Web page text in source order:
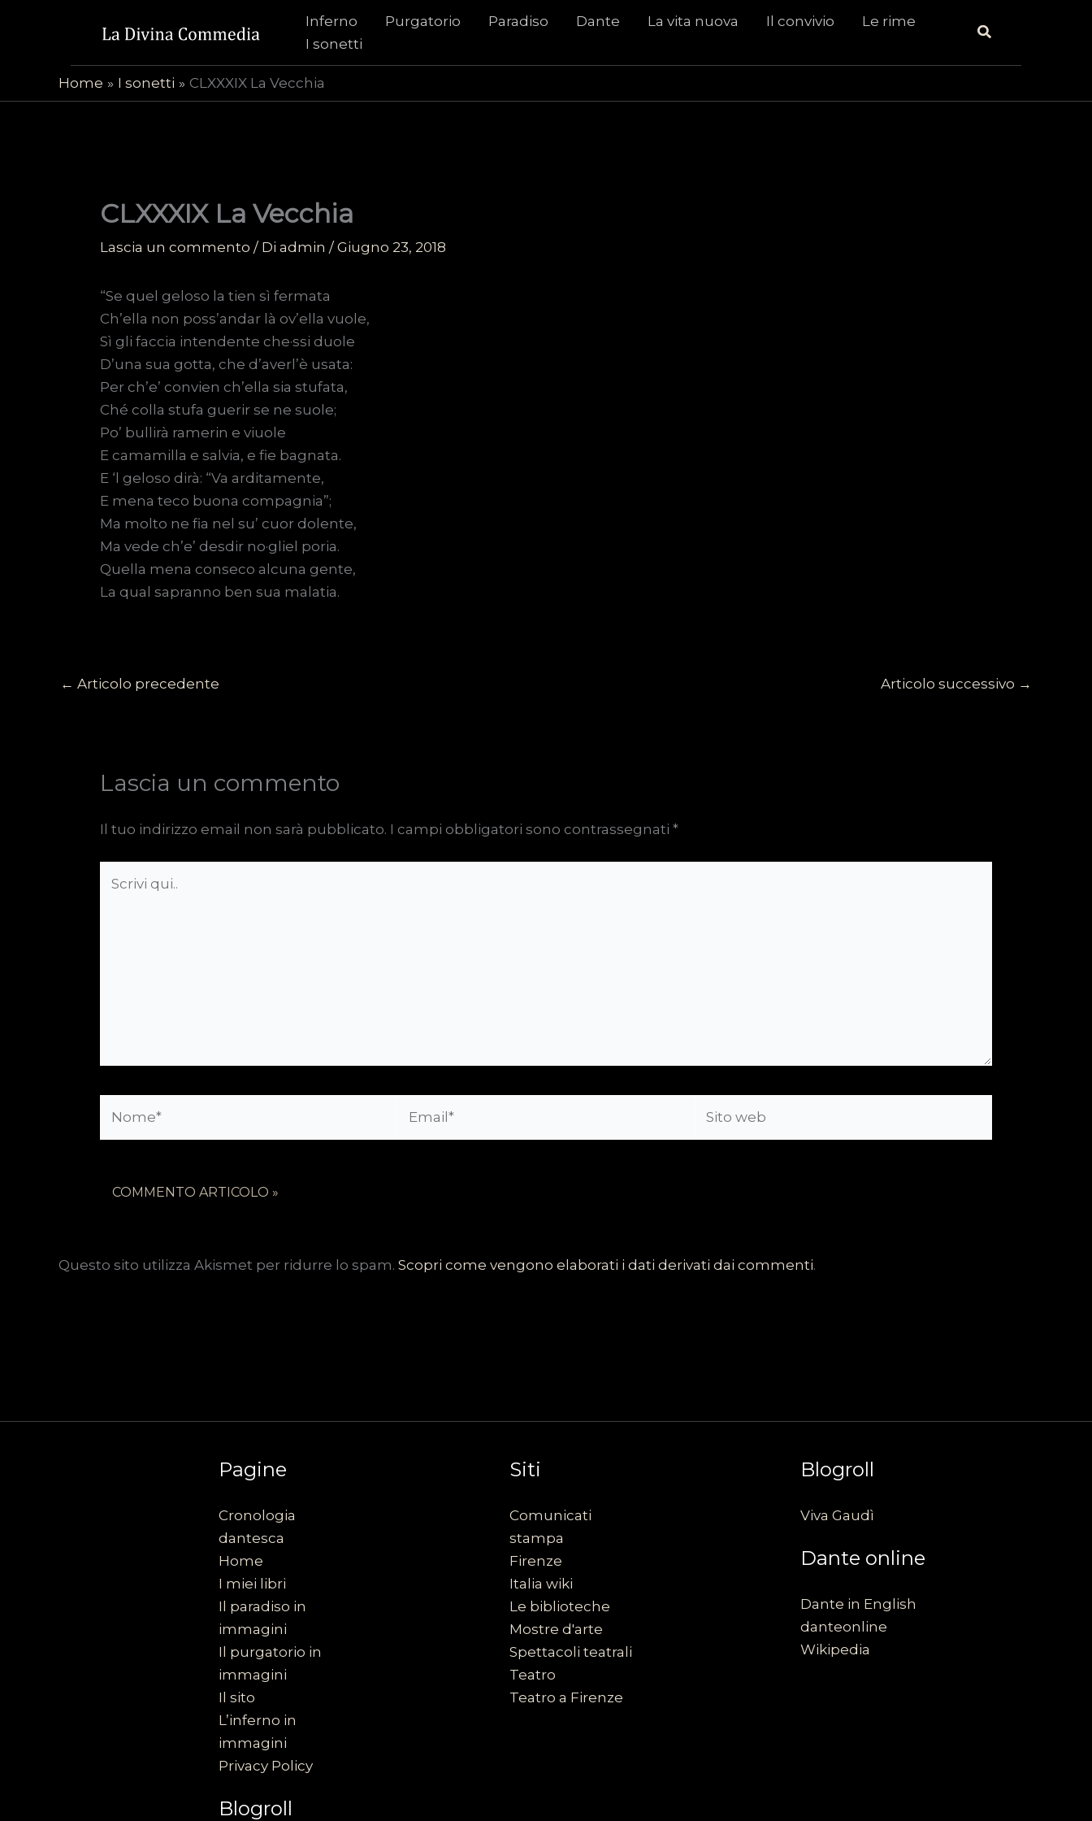
Inferno Purgatorio Paradiso Dante La vita nuova Il convivio
Le rime
I sonetti
Cerca
Home I sonetti CLXXXIX La Vecchia
CLXXXIX La Vecchia
Lascia un commento / Di admin / Giugno 23, 2018
“Se quel geloso la tien sì fermata
Ch’ella non poss’andar là ov’ella vuole,
Sì gli faccia intendente che·ssi duole
D’una sua gotta, che d’averl’è usata:
Per ch’e’ convien ch’ella sia stufata,
Ché colla stufa guerir se ne suole;
Po’ bullirà ramerin e viuole
E camamilla e salvia, e fie bagnata.
E ‘l geloso dirà: “Va arditamente,
E mena teco buona compagnia”;
Ma molto ne fia nel su’ cuor dolente,
Ma vede ch’e’ desdir no·gliel poria.
Quella mena conseco alcuna gente,
La qual sapranno ben sua malatia.
← Articolo precedente Articolo successivo →
Lascia un commento
Il tuo indirizzo email non sarà pubblicato. I campi obbligatori sono contrassegnati *
Questo sito utilizza Akismet per ridurre lo spam. Scopri come vengono elaborati i dati derivati dai commenti.
Pagine
Cronologia
dantesca
Home
I miei libri
Il paradiso in
immagini
Il purgatorio in
immagini
Il sito
L’inferno in
immagini
Privacy Policy
Blogroll
Siti
Comunicati
stampa
Firenze
Italia wiki
Le biblioteche
Mostre d'arte
Spettacoli teatrali
Teatro
Teatro a Firenze
Blogroll
Viva Gaudì
Dante online
Dante in English
danteonline
Wikipedia